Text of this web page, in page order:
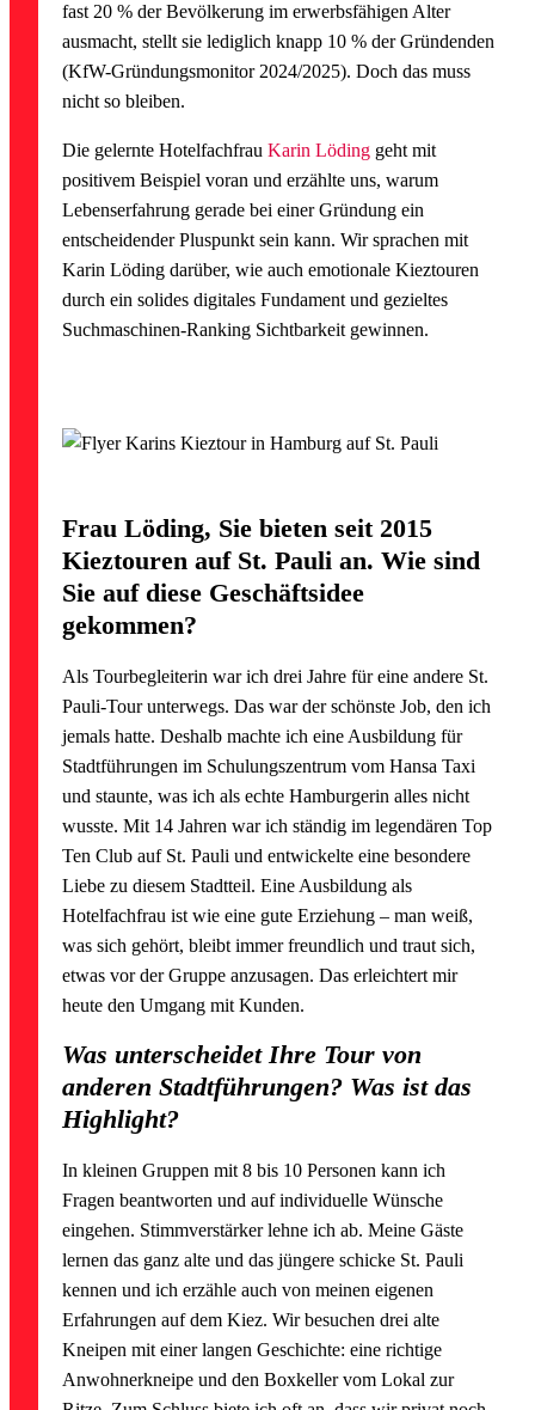
fast 20 % der Bevölkerung im erwerbsfähigen Alter
ausmacht, stellt sie lediglich knapp 10 % der Gründenden
(KfW-Gründungsmonitor 2024/2025). Doch das muss
nicht so bleiben.
Die gelernte HotelfachfrauKarin Löding geht mit
positivem Beispiel voran und erzählte uns, warum
Lebenserfahrung gerade bei einer Gründung ein
entscheidender Pluspunkt sein kann.Wir sprachen mit
Karin Lödingdarüber, wie auch emotionale Kieztouren
durch ein solides digitales Fundament und gezieltes
Suchmaschinen-Ranking Sichtbarkeit gewinnen.
Frau Löding, Sie bieten seit 2015
Kieztouren auf St. Pauli an. Wie sind
Sie auf diese Geschäftsidee
gekommen?
Als Tourbegleiterin war ich drei Jahre für eine andere St.
Pauli-Tour unterwegs. Das war der schönste Job, den ich
jemals hatte. Deshalb machte ich eine Ausbildung für
Stadtführungen im Schulungszentrum vom Hansa Taxi
und staunte, was ich als echte Hamburgerin alles nicht
wusste. Mit 14 Jahren war ich ständig im legendären Top
Ten Club auf St. Pauli und entwickelte eine besondere
Liebe zu diesem Stadtteil. Eine Ausbildung als
Hotelfachfrau ist wie eine gute Erziehung – man weiß,
was sich gehört, bleibt immer freundlich und traut sich,
etwas vor der Gruppe anzusagen. Das erleichtert mir
heute den Umgang mit Kunden.
Was unterscheidet Ihre Tour von
anderen Stadtführungen? Was ist das
Highlight?
In kleinen Gruppen mit 8 bis 10 Personen kann ich
Fragen beantworten und auf individuelle Wünsche
eingehen. Stimmverstärker lehne ich ab. Meine Gäste
lernen das ganz alte und das jüngere schicke St. Pauli
kennen und ich erzähle auch von meinen eigenen
Erfahrungen auf dem Kiez. Wir besuchen drei alte
Kneipen mit einer langen Geschichte: eine richtige
Anwohnerkneipe und den Boxkeller vom Lokal zur